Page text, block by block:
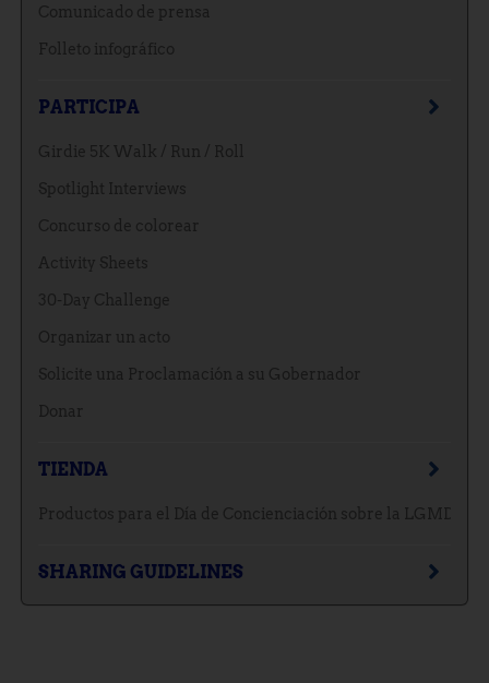
Comunicado de prensa
Folleto infográfico
PARTICIPA
Girdie 5K Walk / Run / Roll
Spotlight Interviews
Concurso de colorear
Activity Sheets
30-Day Challenge
Organizar un acto
Solicite una Proclamación a su Gobernador
Donar
TIENDA
Productos para el Día de Concienciación sobre la LGMD
SHARING GUIDELINES